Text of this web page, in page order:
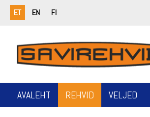
ET EN FI
AVALEHT REHVID VELJED